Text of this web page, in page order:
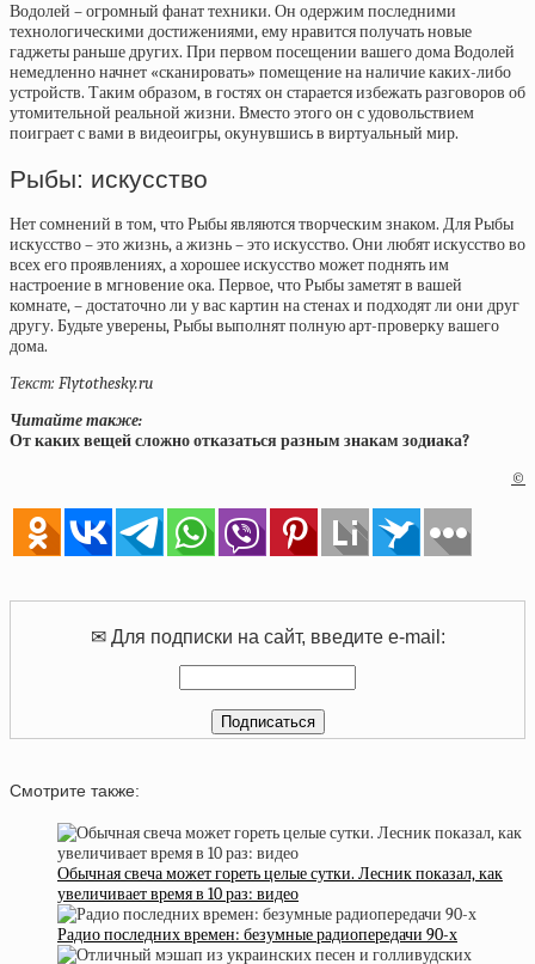
Водолей – огромный фанат техники. Он одержим последними
технологическими достижениями, ему нравится получать новые
гаджеты раньше других. При первом посещении вашего дома Водолей
немедленно начнет «сканировать» помещение на наличие каких-либо
устройств. Таким образом, в гостях он старается избежать разговоров об
утомительной реальной жизни. Вместо этого он с удовольствием
поиграет с вами в видеоигры, окунувшись в виртуальный мир.
Рыбы: искусство
Нет сомнений в том, что Рыбы являются творческим знаком. Для Рыбы
искусство – это жизнь, а жизнь – это искусство. Они любят искусство во
всех его проявлениях, а хорошее искусство может поднять им
настроение в мгновение ока. Первое, что Рыбы заметят в вашей
комнате, – достаточно ли у вас картин на стенах и подходят ли они друг
другу. Будьте уверены, Рыбы выполнят полную арт-проверку вашего
дома.
Текст: Flytothesky.ru
Читайте также:
От каких вещей сложно отказаться разным знакам зодиака?
©
✉ Для подписки на сайт, введите e-mail:
Смотрите также:
Обычная свеча может гореть целые сутки. Лесник показал, как
увеличивает время в 10 раз: видео
Радио последних времен: безумные радиопередачи 90-х